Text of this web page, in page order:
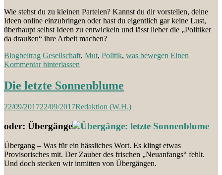
Wie stehst du zu kleinen Parteien? Kannst du dir vorstellen, deine
Ideen online einzubringen oder hast du eigentlich gar keine Lust,
überhaupt selbst Ideen zu entwickeln und lässt lieber die „Politiker
da draußen“ ihre Arbeit machen?
Blogbeitrag Gesellschaft, Mut, Politik, was bewegen Einen
Kommentar hinterlassen
Die letzte Sonnenblume
22/09/201722/09/2017Redaktion (W.H.)
oder: Übergänge
Übergang – Was für ein hässliches Wort. Es klingt etwas
Provisorisches mit. Der Zauber des frischen „Neuanfangs“ fehlt.
Und doch stecken wir inmitten von Übergängen.